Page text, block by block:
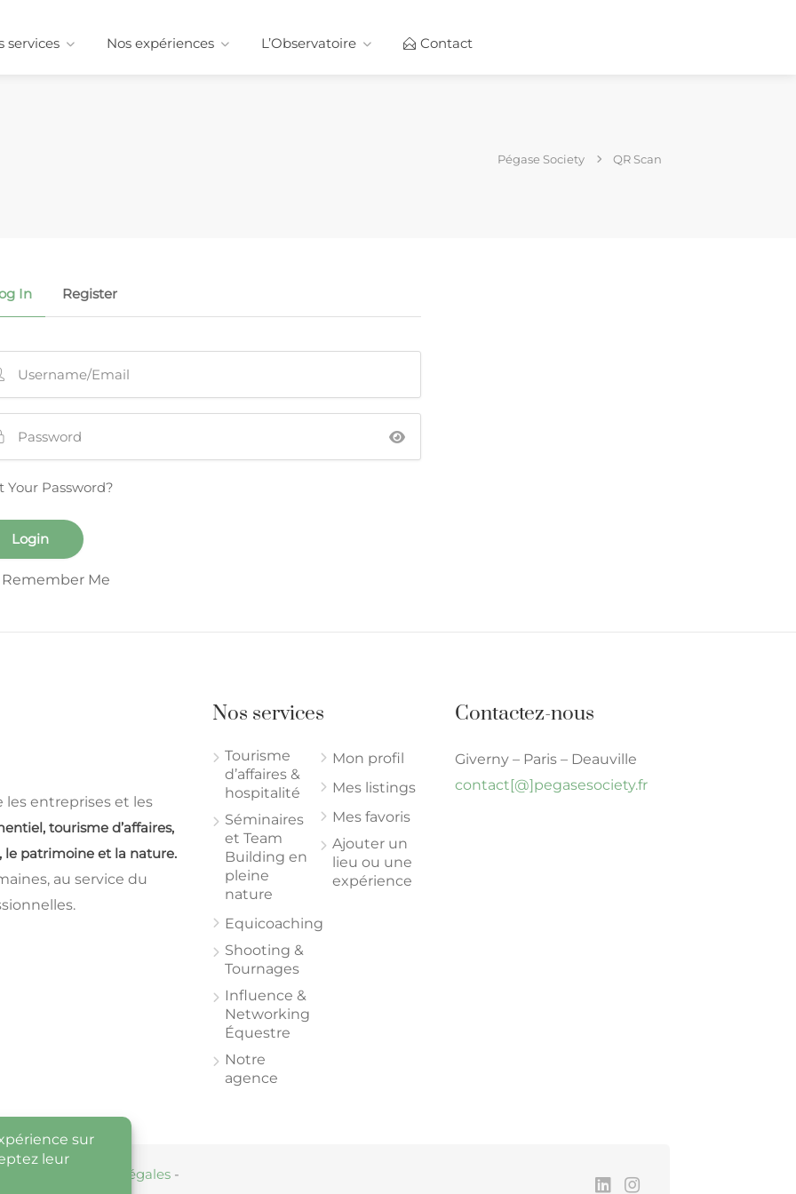
services Nos expériences L’Observatoire Contact
Pégase Society QR Scan
In Register
Your Password?
Remember Me
entreprises et les
tourisme d’affaires,
le patrimoine et la nature.
au service du
Nos services
Tourisme
d’affaires &
hospitalité
Séminaires
et Team
Building en
pleine
nature
Equicoaching
Shooting &
Tournages
Influence &
Networking
Équestre
Notre
agence
Mon profil
Mes listings
Mes favoris
Ajouter un
lieu ou une
expérience
Contactez-nous
Giverny – Paris – Deauville
contact[@]pegasesociety.fr
mentions légales -